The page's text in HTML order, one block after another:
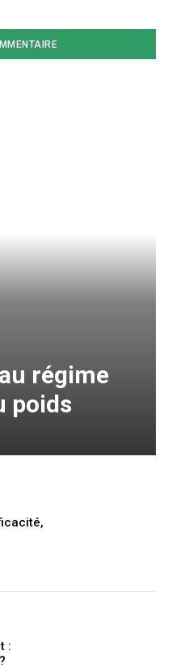
régime
poids
: